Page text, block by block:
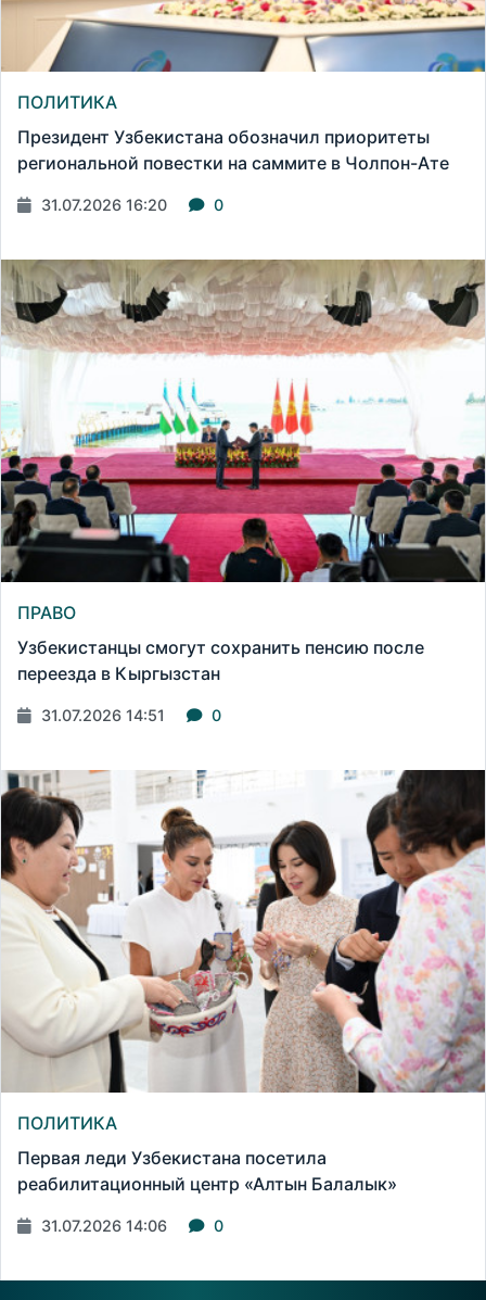
ПОЛИТИКА
Президент Узбекистана обозначил приоритеты
региональной повестки на саммите в Чолпон-Ате
31.07.2026 16:20 0
ПРАВО
Узбекистанцы смогут сохранить пенсию после
переезда в Кыргызстан
31.07.2026 14:51 0
ПОЛИТИКА
Первая леди Узбекистана посетила
реабилитационный центр «Алтын Балалык»
31.07.2026 14:06 0